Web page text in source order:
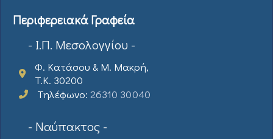
Περιφερειακά Γραφεία
- Ι.Π. Μεσολογγίου -
Φ. Κατάσου & Μ. Μακρή,
T.K. 30200
Τηλέφωνο: 26310 30040
- Ναύπακτος -